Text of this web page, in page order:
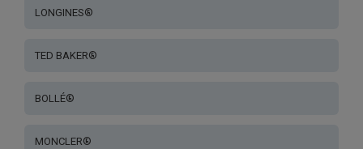
LONGINES®
TED BAKER®
BOLLÉ®
MONCLER®